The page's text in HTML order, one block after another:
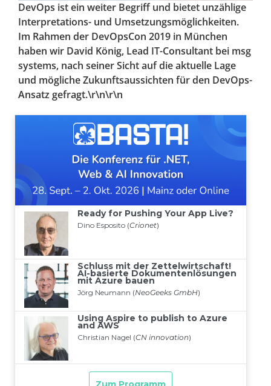
DevOps ist ein weiter Begriff und bietet unzählige
Interpretations- und Umsetzungsmöglichkeiten.
Im Rahmen der DevOpsCon 2019 in München
haben wir David König, Lead IT-Consultant bei msg
systems, nach seiner Sicht auf die aktuelle Lage
und mögliche Zukunftsaussichten für den DevOps-
Ansatz gefragt.\r\n\r\n